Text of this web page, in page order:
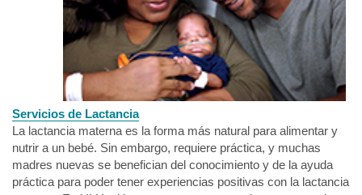
Servicios de Lactancia
La lactancia materna es la forma más natural para alimentar y
nutrir a un bebé. Sin embargo, requiere práctica, y muchas
madres nuevas se benefician del conocimiento y de la ayuda
práctica para poder tener experiencias positivas con la lactancia